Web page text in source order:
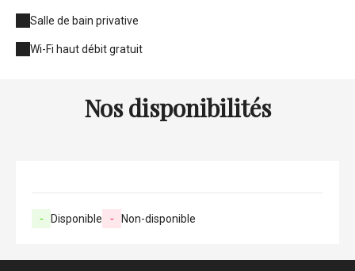
Salle de bain privative
Wi-Fi haut débit gratuit
Nos disponibilités
- Disponible - Non-disponible